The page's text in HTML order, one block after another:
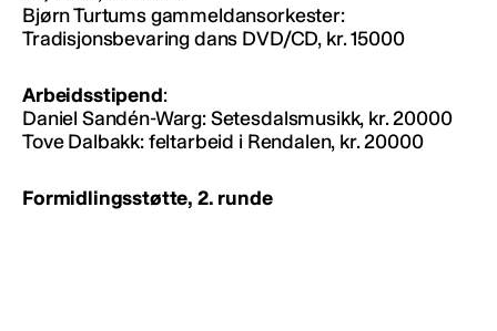
Bjørn Turtums gammeldansorkester:
Tradisjonsbevaring dans DVD/CD, kr. 15000
Arbeidsstipend:
Daniel Sandén-Warg: Setesdalsmusikk, kr. 20000
Tove Dalbakk: feltarbeid i Rendalen, kr. 20000
Formidlingsstøtte, 2. runde